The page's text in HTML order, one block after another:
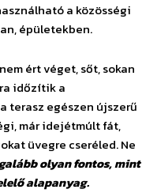
a közösségi
épületekben.
ért véget, sőt, sokan
időzítik a
terasz egészen újszerű
már idejétmúlt fát,
üvegre cseréled. Ne
olyan fontos, mint
alapanyag.